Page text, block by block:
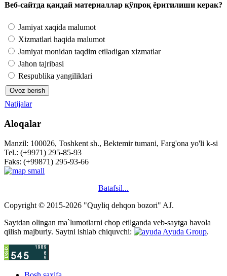
Веб-сайтда қандай материаллар кўпроқ ёритилиши керак?
Jamiyat xaqida malumot
Xizmatlari haqida malumot
Jamiyat monidan taqdim etiladigan xizmatlar
Jahon tajribasi
Respublika yangiliklari
Natijalar
Aloqalar
Manzil: 100026, Toshkent sh., Bektemir tumani, Farg'ona yo'li k-si
Tel.: (+9971) 295-85-93
Faks: (+99871) 295-93-66
Batafsil...
Copyright © 2015-2026 "Quyliq dehqon bozori" AJ.
Saytdan olingan ma`lumotlarni chop etilganda veb-saytga havola
qilish majburiy. Saytni ishlab chiquvchi:
Ayuda Group.